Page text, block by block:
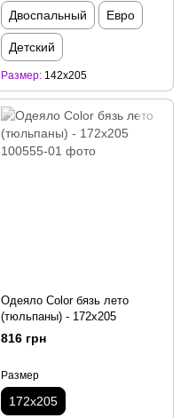
Двоспальный Евро
Детский
Размер 142x205
Одеяло Color бязь лето
(тюльпаны) - 172x205
816 грн
Размер
172x205